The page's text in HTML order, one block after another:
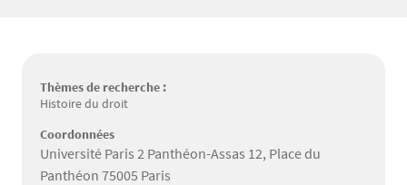
Thèmes de recherche :
Histoire du droit
Coordonnées
Université Paris 2 Panthéon-Assas 12, Place du
Panthéon 75005 Paris